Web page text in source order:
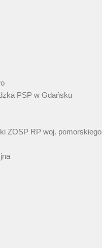
PSP w Gdańsku
ZOSP RP woj. pomorskiego